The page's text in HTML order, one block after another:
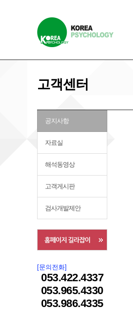
고객센터
공지사항
자료실
해석동영상
고객게시판
검사개발제안
[문의전화]
053.422.4337
053.965.4330
053.986.4335